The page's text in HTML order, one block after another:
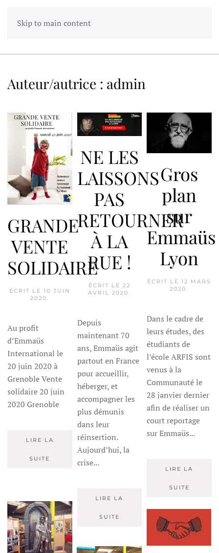
Skip to main content
Auteur/autrice : admin
GRANDE
VENTE
SOLIDAIRE
ÉCRIT LE 10 JUIN
2020
Au profit
d’Emmaüs
International le
20 juin 2020 à
Grenoble Vente
solidaire 20 juin
2020 Grenoble
LIRE LA
SUITE
NE LES
LAISSONS
PAS
RETOURNER
À LA
RUE !
ÉCRIT LE 22
AVRIL 2020
Depuis
maintenant 70
ans, Emmaüs agit
partout en France
pour accueillir,
héberger, et
accompagner les
plus démunis
dans leur
réinsertion.
Aujourd’hui, la
crise...
LIRE LA
SUITE
Gros
plan
sur
Emmaüs
Lyon
ÉCRIT LE12 MARS
2020.
Dans le cadre de
leurs études, des
étudiants de
l’école ARFIS sont
venus à la
Communauté le
28 janvier dernier
afin de réaliser un
court reportage
sur Emmaüs...
LIRE LA
SUITE